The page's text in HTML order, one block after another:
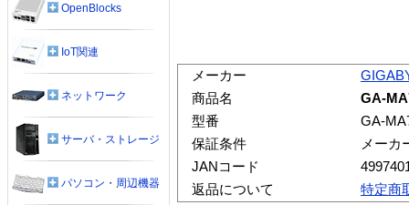
メーカー
商品名
GA-
型番
GA-
保証条件
メーカ
JANコード
返品について
特定商
OpenBlocks
IoT関連
ネットワーク
サーバ・ストレージ
パソコン・周辺機器